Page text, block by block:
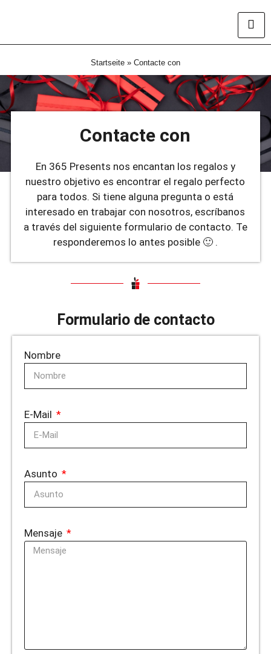
Startseite » Contacte con
Contacte con
En 365 Presents nos encantan los regalos y
nuestro objetivo es encontrar el regalo perfecto
para todos. Si tiene alguna pregunta o está
interesado en trabajar con nosotros, escríbanos
a través del siguiente formulario de contacto. Te
responderemos lo antes posible 🙂 .
Formulario de contacto
Nombre
E-Mail
Asunto
Mensaje